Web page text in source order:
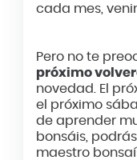
cada mes,
Pero no te
próximo
novedad. El
el próximo
de aprender
bonsáis,
maestro